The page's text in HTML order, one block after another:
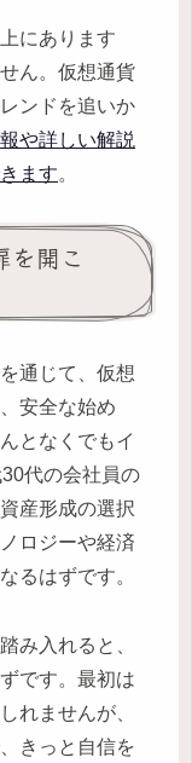
にあります
ん。仮想通貨
ンドを追いか
や詳しい解説
ます。
を開こ
通じて、仮想
安全な始め
となくでもイ
代の会社員の
産形成の選択
ロジーや経済
るはずです。
み入れると、
です。最初は
れませんが、
きっと自信を